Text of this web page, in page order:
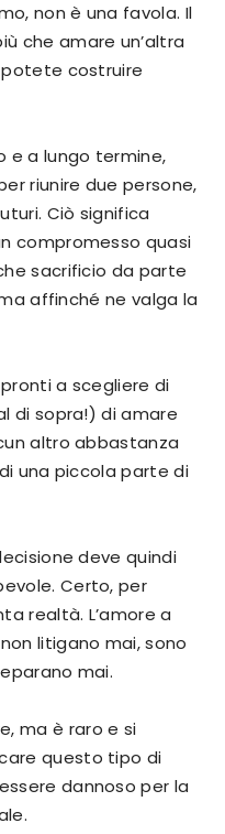
non è una favola. Il
che amare un’altra
potete costruire
e a lungo termine,
riunire due persone,
Ciò significa
compromesso quasi
sacrificio da parte
affinché ne valga la
a scegliere di
di sopra!) di amare
altro abbastanza
una piccola parte di
deve quindi
Certo, per
realtà. L’amore a
litigano mai, sono
mai.
ma è raro e si
questo tipo di
dannoso per la